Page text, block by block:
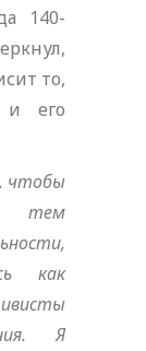
140-
то,
и его
чтобы
тем
как
Я